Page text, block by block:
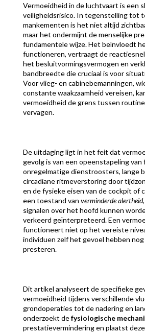
Vermoeidheid in de luchtvaart is een
veiligheidsrisico. In tegenstelling tot
mankementen is het niet altijd
maar het ondermijnt de menselijke
fundamentele wijze. Het beïnvloedt
functioneren, vertraagt de
het besluitvormingsvermogen en
bandbreedte die cruciaal is voor
Voor vlieg- en cabinebemanningen,
constante waakzaamheid vereisen,
vermoeidheid de grens tussen
vervagen.
De uitdaging ligt in het feit dat
gevolg is van een opeenstapeling van
onregelmatige dienstroosters, lange
circadiane ritmeverstoring door
en de fysieke eisen van de cockpit of
een toestand van verminderde alertheid
signalen over het hoofd kunnen
verkeerd geïnterpreteerd. Een
functioneert niet op het vereiste
individuen zelf het gevoel hebben
presteren.
Dit artikel analyseert de specifieke
vermoeidheid tijdens verschillende
grondoperaties tot de nadering en
onderzoekt defysiologische
prestatievermindering en plaatst